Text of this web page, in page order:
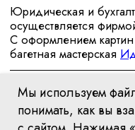
Мы используем
понимать, как вы